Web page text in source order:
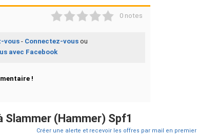
0 notes
vous- Connectez-vous ou
avec Facebook
!
(Hammer) Spf1
Créer une alerte et recevoir les offres par mail en premier